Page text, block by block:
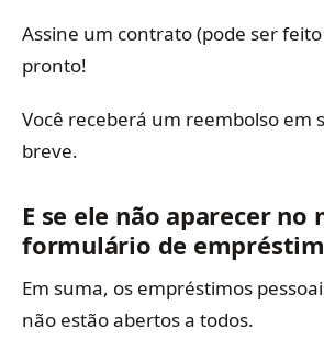
Assine um contrato (pode ser
pronto!
Você receberá um reembolso em
breve.
E se ele não aparecer no
formulário de
Em suma, os empréstimos
não estão abertos a todos.